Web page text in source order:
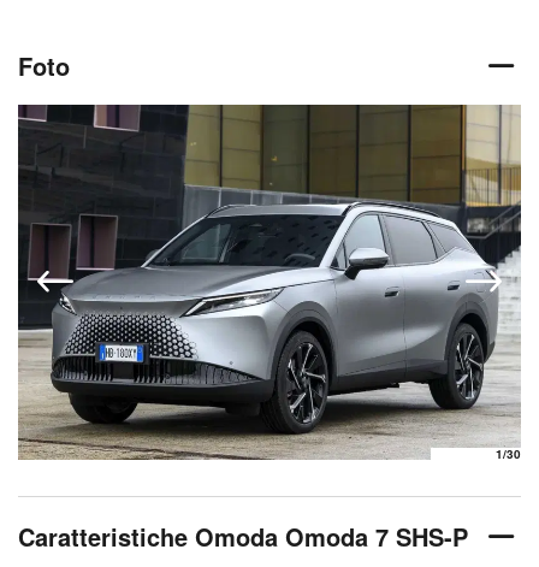
Foto
1/30
Caratteristiche Omoda Omoda 7 SHS-P